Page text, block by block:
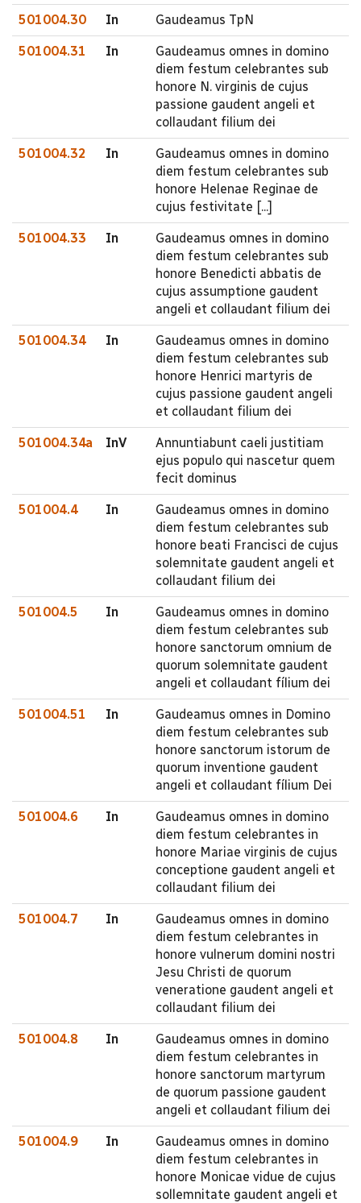
501004.30 In Gaudeamus TpN
501004.31 In
Gaudeamus omnes in domino
diem festum celebrantes sub
honore N. virginis de cujus
passione gaudent angeli et
collaudant filium dei
501004.32 In
Gaudeamus omnes in domino
diem festum celebrantes sub
honore Helenae Reginae de
cujus festivitate [...]
501004.33 In
Gaudeamus omnes in domino
diem festum celebrantes sub
honore Benedicti abbatis de
cujus assumptione gaudent
angeli et collaudant filium dei
501004.34 In
Gaudeamus omnes in domino
diem festum celebrantes sub
honore Henrici martyris de
cujus passione gaudent angeli
et collaudant filium dei
501004.34a InV
Annuntiabunt caeli justitiam
ejus populo qui nascetur quem
fecit dominus
501004.4 In
Gaudeamus omnes in domino
diem festum celebrantes sub
honore beati Francisci de cujus
solemnitate gaudent angeli et
collaudant filium dei
501004.5 In
Gaudeamus omnes in domino
diem festum celebrantes sub
honore sanctorum omnium de
quorum solemnitate gaudent
angeli et collaudant fílium dei
501004.51 In
Gaudeamus omnes in Domino
diem festum celebrantes sub
honore sanctorum istorum de
quorum inventione gaudent
angeli et collaudant fílium Dei
501004.6 In
Gaudeamus omnes in domino
diem festum celebrantes in
honore Mariae virginis de cujus
conceptione gaudent angeli et
collaudant filium dei
501004.7 In
Gaudeamus omnes in domino
diem festum celebrantes in
honore vulnerum domini nostri
Jesu Christi de quorum
veneratione gaudent angeli et
collaudant filium dei
501004.8 In
Gaudeamus omnes in domino
diem festum celebrantes in
honore sanctorum martyrum
de quorum passione gaudent
angeli et collaudant filium dei
501004.9 In
Gaudeamus omnes in domino
diem festum celebrantes in
honore Monicae vidue de cujus
sollemnitate gaudent angeli et